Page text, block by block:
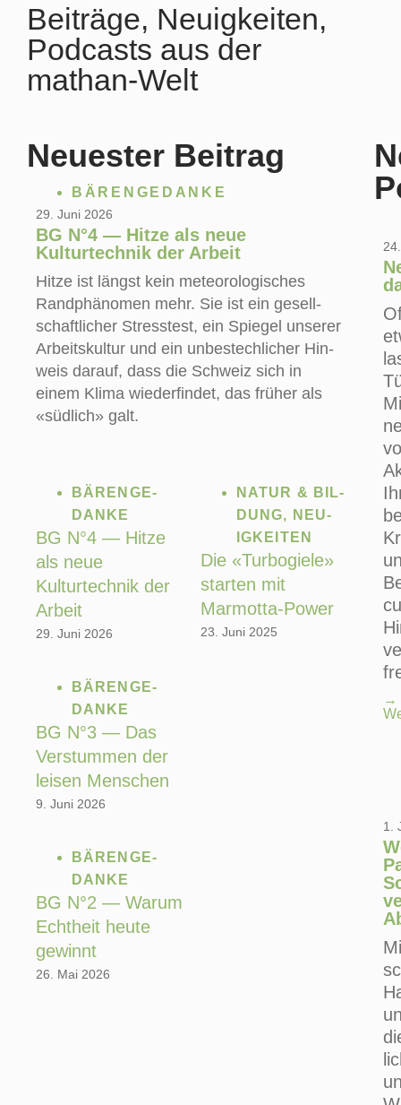
Beiträge, Neuigkeiten,
Podcasts aus der
mathan-Welt
Neuester Beitrag
BÄREN­GE­DAN­KE
29. Juni 2026
BG N°4 — Hitze als neue
Kulturtechnik der Arbeit
Hit­ze ist längst kein meteo­ro­lo­gi­sches
Rand­phä­no­men mehr. Sie ist ein gesell­
schaft­li­cher Stress­test, ein Spie­gel unse­rer
Arbeits­kul­tur und ein unbe­stech­li­cher Hin­
weis dar­auf, dass die Schweiz sich in
einem Kli­ma wie­der­fin­det, das frü­her als
«süd­lich» galt.
BÄREN­GE­
DAN­KE
BG N°4 — Hitze
als neue
Kulturtechnik der
Arbeit
29. Juni 2026
BÄREN­GE­
DAN­KE
BG N°3 — Das
Verstummen der
leisen Menschen
9. Juni 2026
BÄREN­GE­
DAN­KE
BG N°2 — Warum
Echtheit heute
gewinnt
26. Mai 2026
NATUR & BIL­
DUNG, NEU­
IG­KEI­TEN
Die «Turbogiele»
starten mit
Marmotta-Power
23. Juni 2025
→
1.